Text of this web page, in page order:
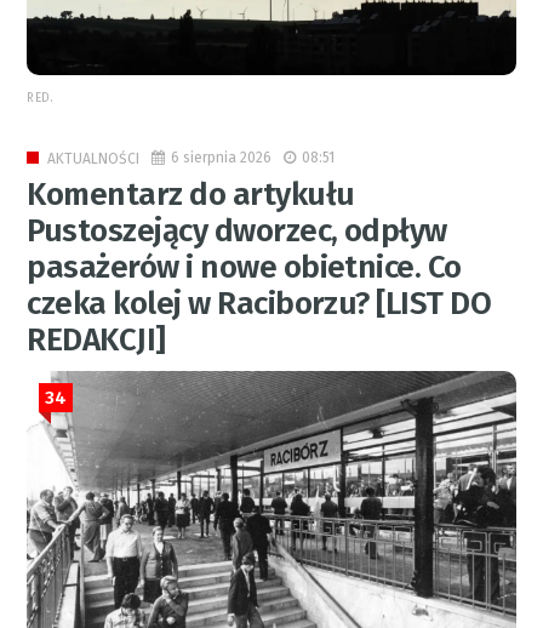
RED.
AKTUALNOŚCI 6 sierpnia 2026 08:51
Komentarz do artykułu
Pustoszejący dworzec, odpływ
pasażerów i nowe obietnice. Co
czeka kolej w Raciborzu? [LIST DO
REDAKCJI]
34